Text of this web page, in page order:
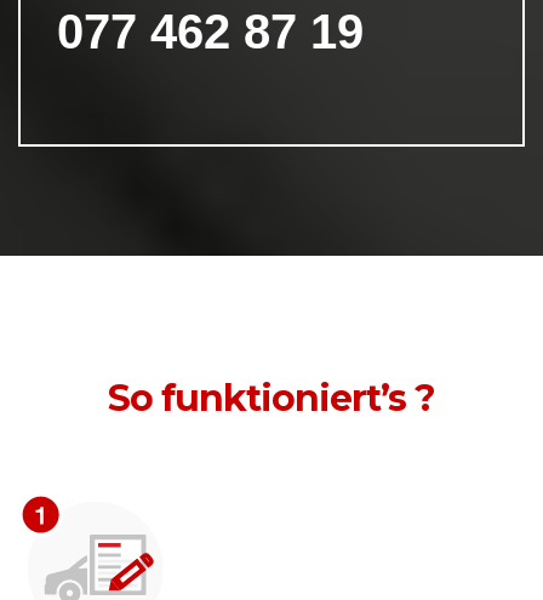
077 462 87 19
So funktioniert’s ?